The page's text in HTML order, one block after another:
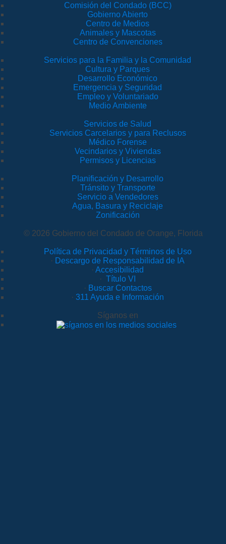
Comisión del Condado (BCC)
Gobierno Abierto
Centro de Medios
Animales y Mascotas
Centro de Convenciones
Servicios para la Familia y la Comunidad
Cultura y Parques
Desarrollo Económico
Emergencia y Seguridad
Empleo y Voluntariado
Medio Ambiente
Servicios de Salud
Servicios Carcelarios y para Reclusos
Médico Forense
Vecindarios y Viviendas
Permisos y Licencias
Planificación y Desarrollo
Tránsito y Transporte
Servicio a Vendedores
Agua, Basura y Reciclaje
Zonificación
© 2026 Gobierno del Condado de Orange, Florida
Política de Privacidad y Términos de Uso
· Descargo de Responsabilidad de IA
· Accesibilidad
· Título VI
· Buscar Contactos
· 311 Ayuda e Información
Síganos en